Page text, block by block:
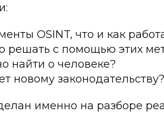
OSINT, что и как
решать с помощью этих
найти о человеке?
новому законодательству?
именно на разборе